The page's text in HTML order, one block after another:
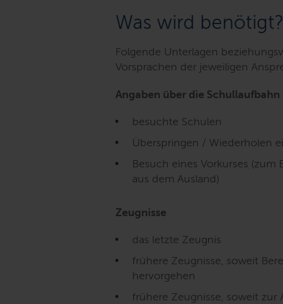
Was wird benötigt?
Folgende Unterlagen
Vorsprachen der jeweiligen
Angaben über die Schullaufbahn
besuchte Schulen
Überspringen / Wiederholen
Besuch eines Vorkurses
aus dem Ausland)
Zeugnisse
das letzte Zeugnis
frühere Zeugnisse, soweit
hervorgehen
frühere Zeugnisse, soweit